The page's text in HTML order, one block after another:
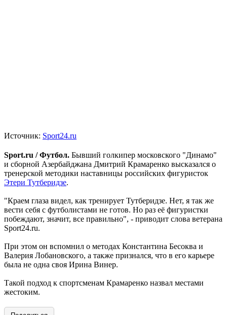
Источник: Sport24.ru
Sport.ru / Футбол. Бывший голкипер московского "Динамо"
и сборной Азербайджана Дмитрий Крамаренко высказался о
тренерской методики наставницы российских фигуристок
Этери Тутберидзе.
"Краем глаза видел, как тренирует Тутберидзе. Нет, я так же
вести себя с футболистами не готов. Но раз её фигуристки
побеждают, значит, все правильно", - приводит слова ветерана
Sport24.ru.
При этом он вспомнил о методах Константина Бесоква и
Валерия Лобановского, а также признался, что в его карьере
была не одна своя Ирина Винер.
Такой подход к спортсменам Крамаренко назвал местами
жестоким.